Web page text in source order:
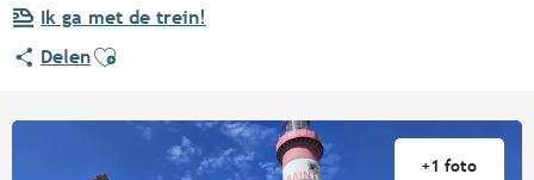
Ik ga met de trein!
DelenAjouter aux favoris
+1 foto